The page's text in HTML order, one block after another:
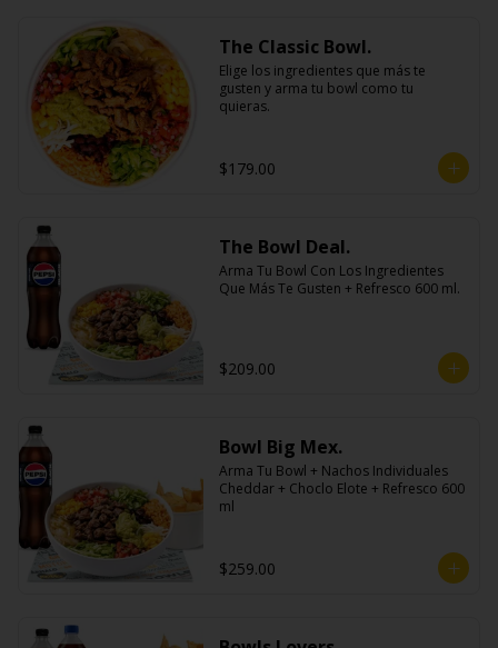
The Classic Bowl.
Elige los ingredientes que más te
gusten y arma tu bowl como tu
quieras.
$179.00
The Bowl Deal.
Arma Tu Bowl Con Los Ingredientes
Que Más Te Gusten + Refresco 600 ml.
$209.00
Bowl Big Mex.
Arma Tu Bowl + Nachos Individuales
Cheddar + Choclo Elote + Refresco 600
ml
$259.00